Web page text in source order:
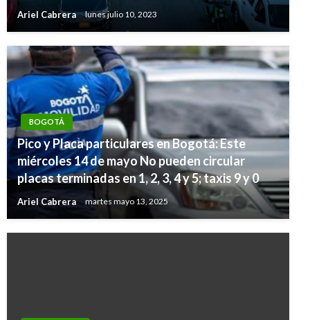
Ariel Cabrera lunes julio 10, 2023
BOGOTÁ
Pico y Placa particulares en Bogotá: Este
miércoles 14 de mayo No pueden circular
placas terminadas en 1, 2, 3, 4 y 5; taxis 9 y 0
Ariel Cabrera martes mayo 13, 2025